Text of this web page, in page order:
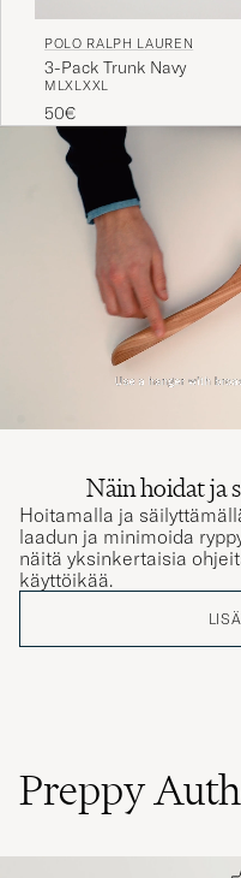
POLO RALPH LAUREN
3-Pack Trunk Navy
M LXL XXL
50€
Näin hoidat ja
Hoitamalla ja
laadun ja minimoida
näitä yksinkertaisia
käyttöikää.
Preppy